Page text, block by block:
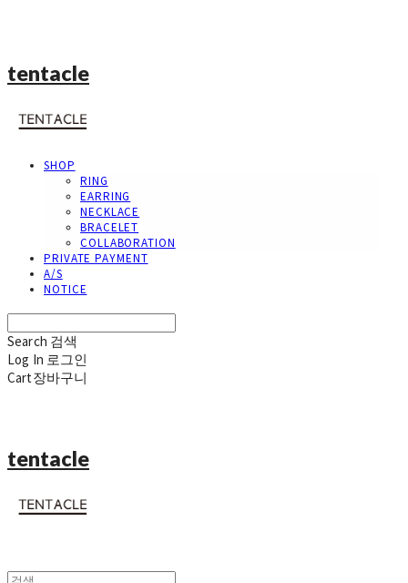
tentacle
SHOP
RING
EARRING
NECKLACE
BRACELET
COLLABORATION
PRIVATE PAYMENT
A/S
NOTICE
Search 검색
Log In 로그인
Cart장바구니
tentacle